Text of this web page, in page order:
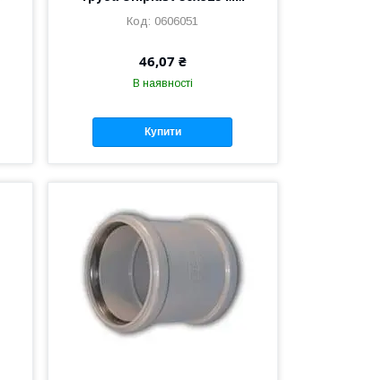
0606051
46,07 ₴
В наявності
Купити